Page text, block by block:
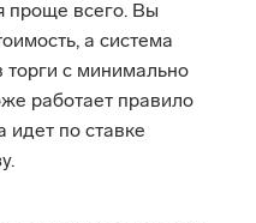
проще всего. Вы
а система
с минимально
работает правило
идет по ставке